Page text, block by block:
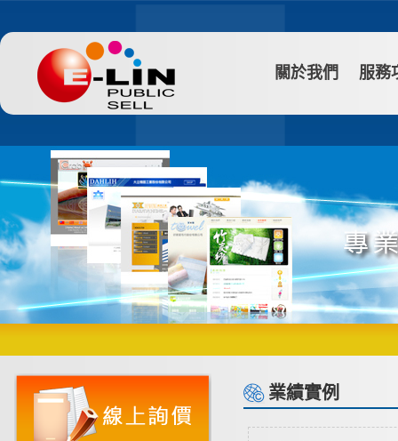
關於我們 服務
業績實例